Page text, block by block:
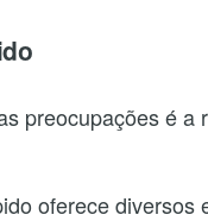
preocupações é
oferece diversos